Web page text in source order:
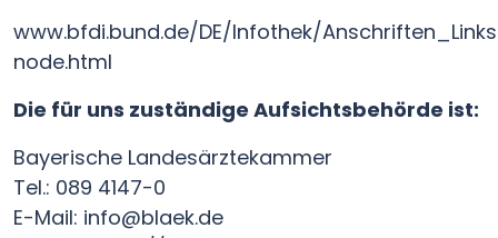
www.bfdi.bund.de/DE/Infothek/
node.html
Die für uns zuständige Aufsichtsbehörde ist:
Bayerische Landesärztekammer
Tel.: 089 4147-0
E-Mail: info@blaek.de